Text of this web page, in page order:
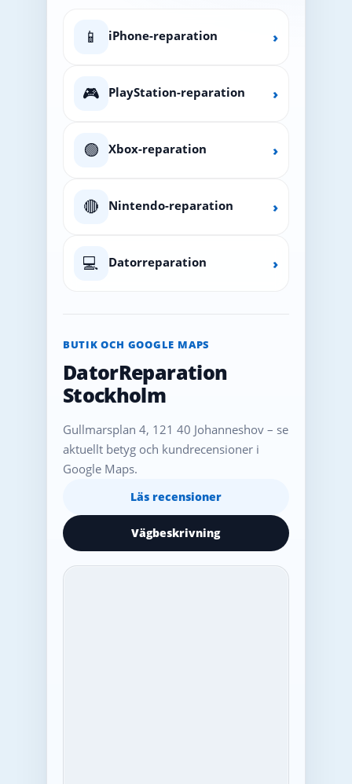
📱 iPhone-reparation ›
🎮 PlayStation-reparation ›
🟢 Xbox-reparation ›
🔴 Nintendo-reparation ›
💻 Datorreparation ›
BUTIK OCH GOOGLE MAPS
DatorReparation
Stockholm
Gullmarsplan 4, 121 40 Johanneshov – se
aktuellt betyg och kundrecensioner i
Google Maps.
Läs recensioner
Vägbeskrivning